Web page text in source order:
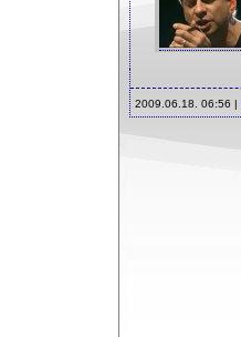
2009.06.18. 06:56 |